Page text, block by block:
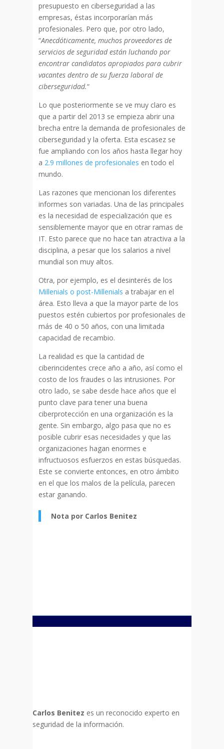
presupuesto en ciberseguridad a las
empresas, éstas incorporarían más
profesionales. Pero que, por otro lado,
“Anecdóticamente, muchos proveedores de
servicios de seguridad están luchando por
encontrar candidatos apropiados para cubrir
vacantes dentro de su fuerza laboral de
ciberseguridad.“
Lo que posteriormente se ve muy claro es
que a partir del 2013 se empieza abrir una
brecha entre la demanda de profesionales de
ciberseguridad y la oferta. Esta escasez se
fue ampliando con los años hasta llegar hoy
a 2.9 millones de profesionales en todo el
mundo.
Las razones que mencionan los diferentes
informes son variadas. Una de las principales
es la necesidad de especialización que es
sensiblemente mayor que en otrar ramas de
IT. Esto parece que no hace tan atractiva a la
disciplina, a pesar que los salarios a nivel
mundial son muy altos.
Otra, por ejemplo, es el desinterés de los
Millenials o post-Millenials a trabajar en el
área. Esto lleva a que la mayor parte de los
puestos estén cubiertos por profesionales de
más de 40 o 50 años, con una limitada
capacidad de recambio.
La realidad es que la cantidad de
ciberincidentes crece año a año, así como el
costo de los fraudes o las intrusiones. Por
otro lado, se sabe desde hace años que el
punto clave para tener una buena
ciberprotección en una organización es la
gente. Sin embargo, algo pasa que no es
posible cubrir esas necesidades y que las
organizaciones hagan enormes e
infructuosos esfuerzos en estas búsquedas.
Este se convierte entonces, en otro ámbito
en el que los malos de la película, parecen
estar ganando.
Nota por Carlos Benitez
Carlos Benitez es un reconocido experto en
seguridad de la información.